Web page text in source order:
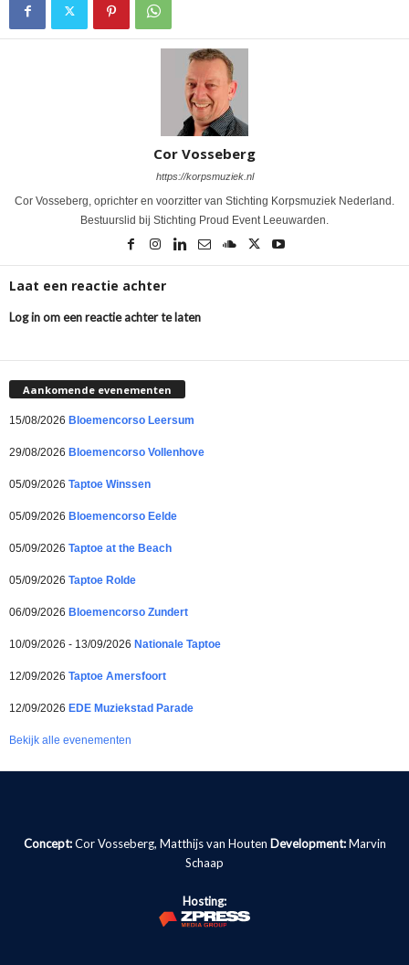
Cor Vosseberg
https://korpsmuziek.nl
Cor Vosseberg, oprichter en voorzitter van Stichting Korpsmuziek Nederland.
Bestuurslid bij Stichting Proud Event Leeuwarden.
Laat een reactie achter
Log in om een reactie achter te laten
Aankomende evenementen
15/08/2026 Bloemencorso Leersum
29/08/2026 Bloemencorso Vollenhove
05/09/2026 Taptoe Winssen
05/09/2026 Bloemencorso Eelde
05/09/2026 Taptoe at the Beach
05/09/2026 Taptoe Rolde
06/09/2026 Bloemencorso Zundert
10/09/2026 - 13/09/2026 Nationale Taptoe
12/09/2026 Taptoe Amersfoort
12/09/2026 EDE Muziekstad Parade
Bekijk alle evenementen
Concept:Cor Vosseberg, Matthijs van Houten Development: Marvin
Schaap
Hosting: